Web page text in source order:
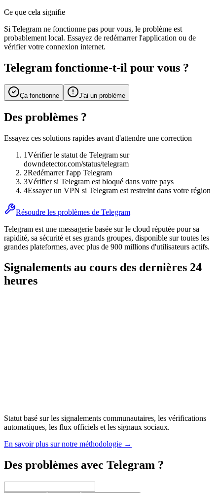
Ce que cela signifie
Si Telegram ne fonctionne pas pour vous, le problème est
probablement local. Essayez de redémarrer l'application ou de
vérifier votre connexion internet.
Telegram fonctionne-t-il pour vous ?
Ça fonctionne J'ai un problème
Des problèmes ?
Essayez ces solutions rapides avant d'attendre une correction
1Vérifier le statut de Telegram sur
downdetector.com/status/telegram
2Redémarrer l'app Telegram
3Vérifier si Telegram est bloqué dans votre pays
4Essayer un VPN si Telegram est restreint dans votre région
Résoudre les problèmes de Telegram
Telegram est une messagerie basée sur le cloud réputée pour sa
rapidité, sa sécurité et ses grands groupes, disponible sur toutes les
grandes plateformes, avec plus de 900 millions d'utilisateurs actifs.
Signalements au cours des dernières 24
heures
Statut basé sur les signalements communautaires, les vérifications
automatiques, les flux officiels et les signaux sociaux.
En savoir plus sur notre méthodologie →
Des problèmes avec Telegram ?